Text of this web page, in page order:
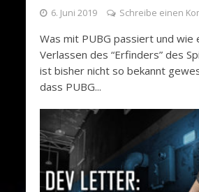
6. Juni 2019 Schreibe einen
Was mit PUBG passiert und wie
Verlassen des “Erfinders” des
ist bisher nicht so bekannt
dass PUBG...